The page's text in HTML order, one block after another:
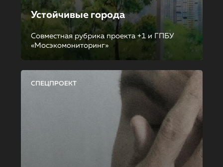
Устойчивые города
Совместная рубрика проекта +1 и ГПБУ
«Мосэкомониторинг»
СПЕЦПРОЕКТ